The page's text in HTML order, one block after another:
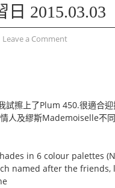
日 2015.03.03
Leave a Comment
試擦上了Plum 450.很適合
人及繆斯Mademoiselle不
in 6 colour palettes
named after the